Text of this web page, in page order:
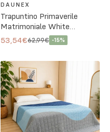
DAUNEX
Trapuntino Primaverile
Matrimoniale White
Mountain in Microfibra
53,54€62,99€ -15%